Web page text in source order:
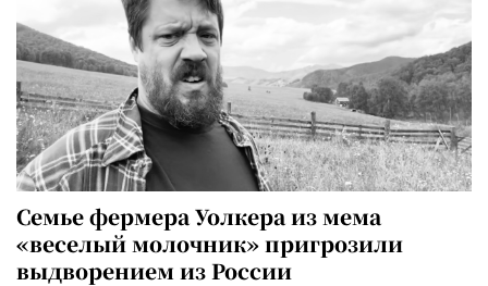
Семье фермера Уолкера из мема
«веселый молочник» пригрозили
выдворением из России